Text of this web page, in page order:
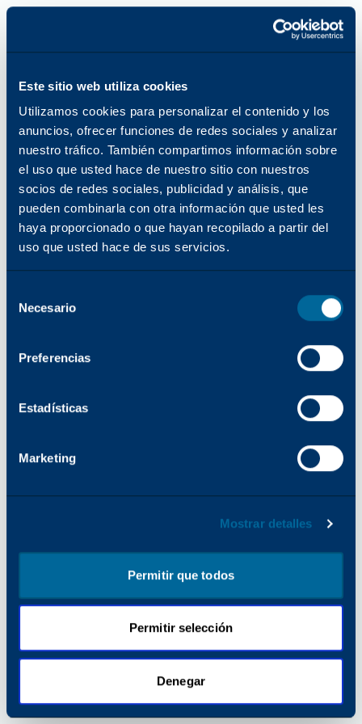
Este sitio web utiliza cookies
Utilizamos cookies para personalizar el contenido y los
anuncios, ofrecer funciones de redes sociales y analizar
nuestro tráfico. También compartimos información sobre
el uso que usted hace de nuestro sitio con nuestros
socios de redes sociales, publicidad y análisis, que
pueden combinarla con otra información que usted les
haya proporcionado o que hayan recopilado a partir del
uso que usted hace de sus servicios.
delNecesario
Preferencias
Estadísticas
Marketing
Mostrar detalles
Permitir que todos
Permitir selección
Denegar
cliente al cargar katun.com (consulte la consola del navegador